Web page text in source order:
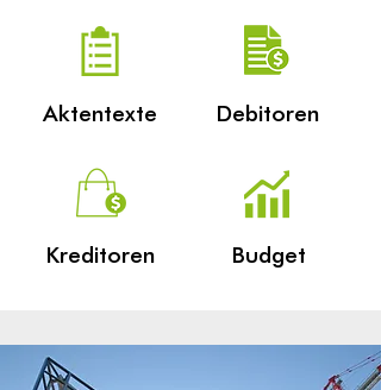
Aktentexte
Kreditoren
Debitoren
Budget